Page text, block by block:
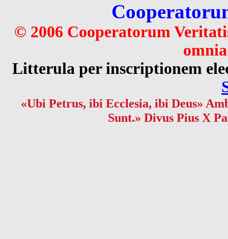
© 2006 Cooperatorum
Litterula per inscriptionem
«Ubi Petrus, ibi Ecclesia, ibi Deus»
Sunt.» Divus Pius X